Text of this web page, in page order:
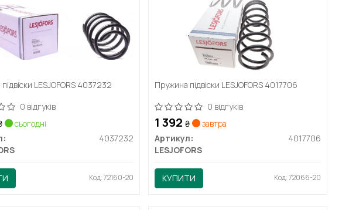
LESJOFORS 4037232
0 відгуків
сьогодні
4037232
Код: 72160-20
Пружина підвіски LESJOFORS 4017706
0 відгуків
1 392₴
завтра
Артикул:
4017706
LESJOFORS
КУПИТИ Код: 72066-20